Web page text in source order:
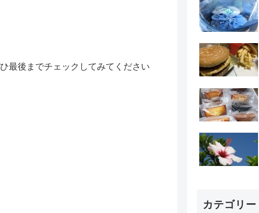
最後までチェックしてみてください
カテゴリー